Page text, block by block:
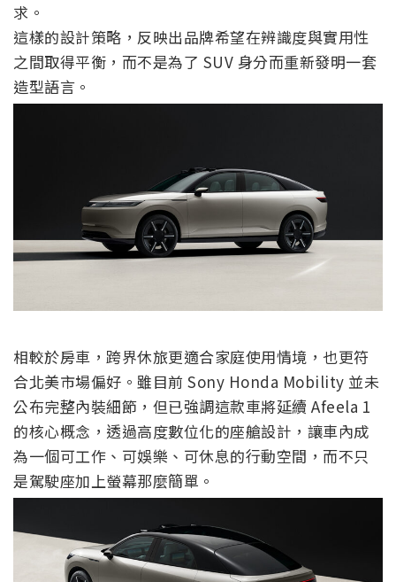
求。
這樣的設計策略，反映出品牌希望在辨識度與實用性
之間取得平衡，而不是為了 SUV 身分而重新發明一套
造型語言。
相較於房車，跨界休旅更適合家庭使用情境，也更符
合北美市場偏好。雖目前 Sony Honda Mobility 並未
公布完整內裝細節，但已強調這款車將延續 Afeela 1
的核心概念，透過高度數位化的座艙設計，讓車內成
為一個可工作、可娛樂、可休息的行動空間，而不只
是駕駛座加上螢幕那麼簡單。